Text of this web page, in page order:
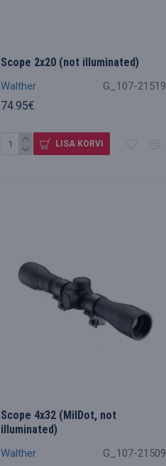
Walther G_107-21519
Scope 2x20 (not illuminated)
74.95€
LISA KORVI
Walther G_107-21509
Scope 4x32 (MilDot, not
illuminated)